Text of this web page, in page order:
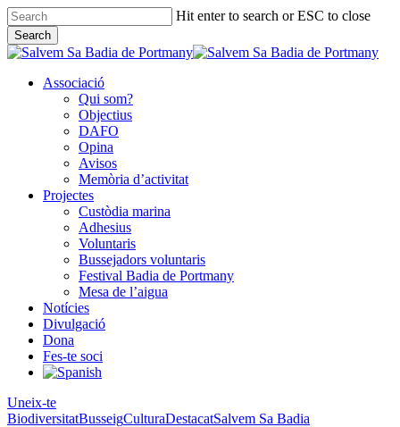
Skip
to
main
content
Hit enter to search or ESC to close
Search
Close
Associació
Qui som?
Objectius
DAFO
Opina
Avisos
Memòria d’activitat
Projectes
Custòdia marina
Adhesius
Voluntaris
Bussejadors voluntaris
Festival Badia de Portmany
Mesa de l’aigua
Notícies
Divulgació
Dona
Fes-te soci
Uneix-te
BiodiversitatBusseigCulturaDestacatSalvem Sa Badia